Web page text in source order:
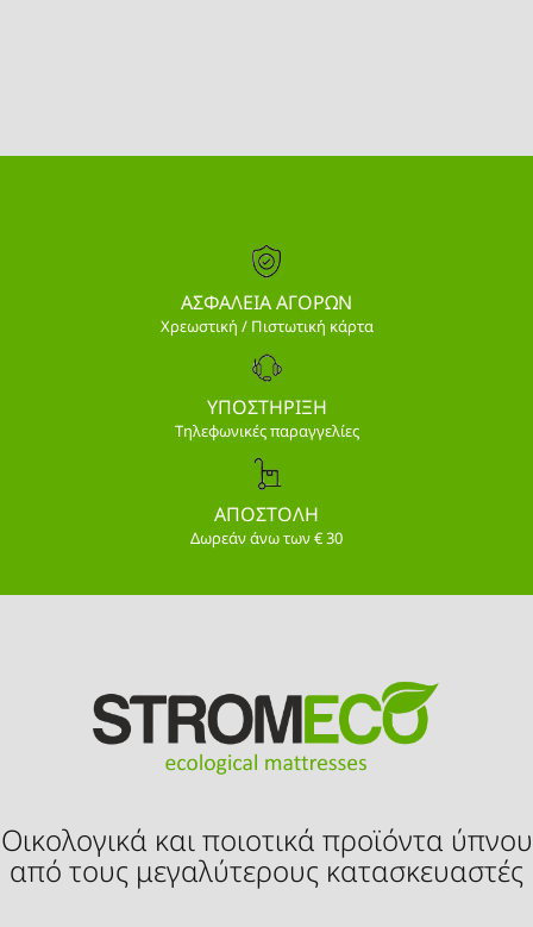
ΑΣΦΑΛΕΙΑ ΑΓΟΡΩΝ
Χρεωστική / Πιστωτική κάρτα
ΥΠΟΣΤΗΡΙΞΗ
Τηλεφωνικές παραγγελίες
ΑΠΟΣΤΟΛΗ
Δωρεάν άνω των € 30
Οικολογικά και ποιοτικά προϊόντα ύπνου
από τους μεγαλύτερους κατασκευαστές